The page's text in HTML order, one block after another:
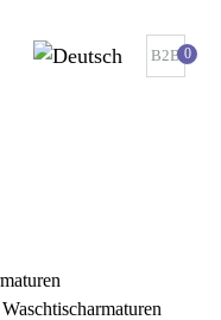
B2B 0
Waschtischarmaturen